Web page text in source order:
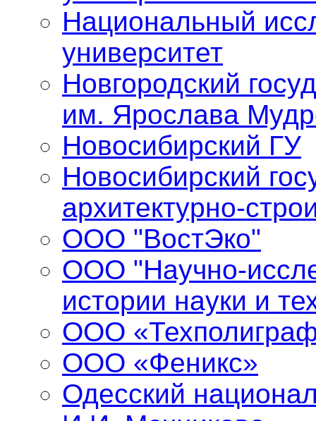
Национальный
университет
Новгородский
им. Ярослава
Новосибирский ГУ
Новосибирский
архитектурно-
ООО "ВостЭко"
ООО "Научно-
истории науки и
ООО
ООО «Феникс»
Одесский